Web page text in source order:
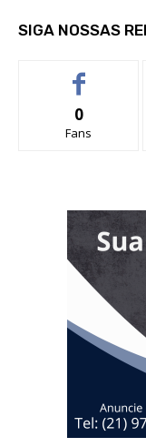
SIGA NOSSAS
0
Fans